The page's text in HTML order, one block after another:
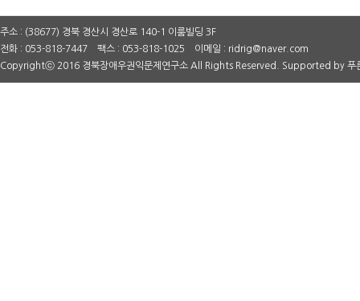
주소 : (38677) 경북 경산시 경산로 140-1 이룸빌딩 3F
전화 : 053-818-7447 팩스 : 053-818-1025 이메일 : ridrig@naver.com
Copyrightⓒ 2016 경북장애우권익문제연구소 All Rights Reserved. Supported by 푸